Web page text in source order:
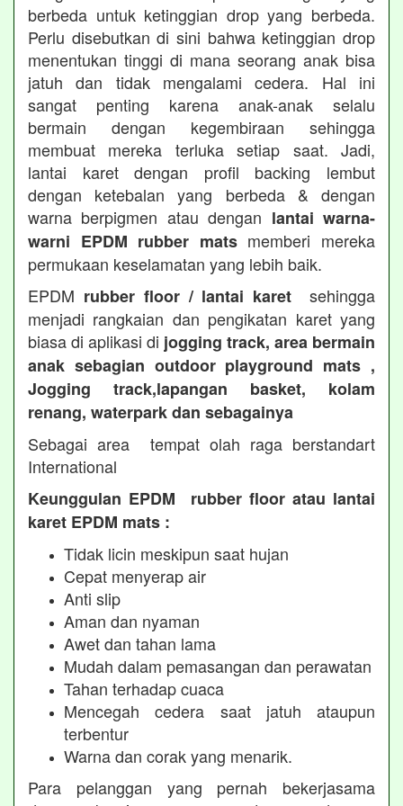
berbeda untuk ketinggian drop yang berbeda.
Perlu disebutkan di sini bahwa ketinggian drop
menentukan tinggi di mana seorang anak bisa
jatuh dan tidak mengalami cedera. Hal ini
sangat penting karena anak-anak selalu
bermain dengan kegembiraan sehingga
membuat mereka terluka setiap saat. Jadi,
lantai karet dengan profil backing lembut
dengan ketebalan yang berbeda & dengan
warna berpigmen atau dengan lantai warna-
warni EPDM rubber matsmemberi mereka
permukaan keselamatan yang lebih baik.
EPDM rubber floor / lantai karet sehingga
menjadi rangkaian dan pengikatan karet yang
biasa di aplikasi di jogging track, area bermain
anak sebagian outdoor playground mats ,
Jogging track,lapangan basket, kolam
renang, waterpark dan sebagainya
Sebagai area tempat olah raga berstandart
International
Keunggulan EPDM rubber floor atau lantai
karet EPDM mats :
Tidak licin meskipun saat hujan
Cepat menyerap air
Anti slip
Aman dan nyaman
Awet dan tahan lama
Mudah dalam pemasangan dan perawatan
Tahan terhadap cuaca
Mencegah cedera saat jatuh ataupun
terbentur
Warna dan corak yang menarik.
Para pelanggan yang pernah bekerjasama